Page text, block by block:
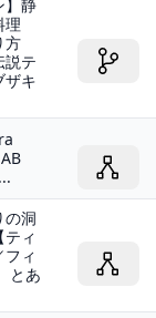
】静
理
方
説テ
ザキ
の洞
ィ
ィ
とあ